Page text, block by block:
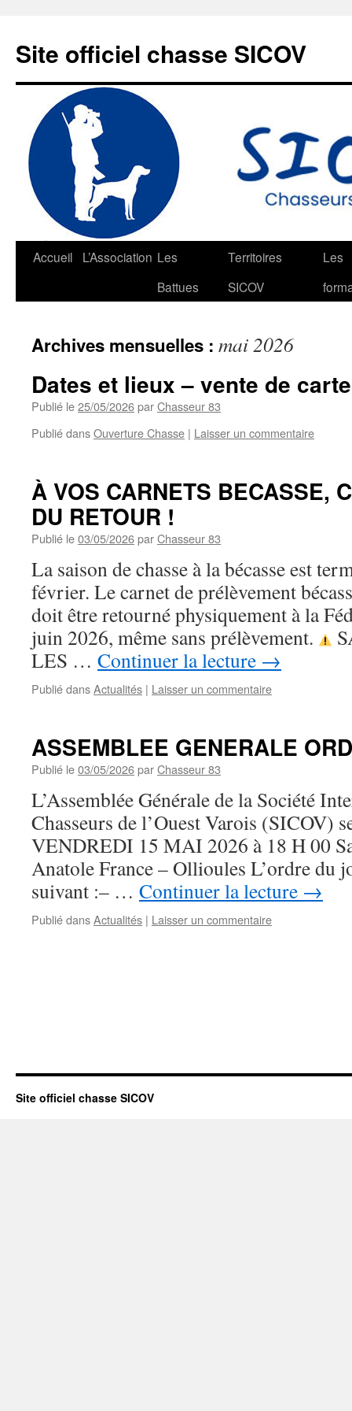
contenu
Site officiel chasse SICOV
Accueil L’Association Les
Battues
Territoires
SICOV
Les
Archives mensuelles : mai 2026
Dates et lieux – vente de
Publié le25/05/2026parChasseur 83
Publié dansOuverture Chasse | Laisser un commentaire
À VOS CARNETS BECASSE,
DU RETOUR !
Publié le03/05/2026parChasseur 83
La saison de chasse à la bécasse est
février. Le carnet de prélèvement
doit être retourné physiquement à la
juin 2026, même sans prélèvement.
LES … Continuer la lecture →
Publié dansActualités | Laisser un commentaire
ASSEMBLEE GENERALE
Publié le03/05/2026parChasseur 83
L’Assemblée Générale de la Société
Chasseurs de l’Ouest Varois (SICOV)
VENDREDI 15 MAI 2026 à 18 H 00
Anatole France – Ollioules L’ordre du
suivant :– … Continuer la lecture →
Publié dansActualités | Laisser un commentaire
Site officiel chasse SICOV